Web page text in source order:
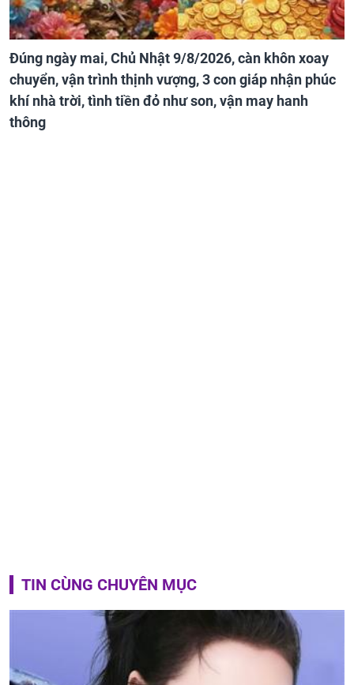
Đúng ngày mai, Chủ Nhật 9/8/2026, càn khôn xoay
chuyển, vận trình thịnh vượng, 3 con giáp nhận phúc
khí nhà trời, tình tiền đỏ như son, vận may hanh
thông
TIN CÙNG CHUYÊN MỤC